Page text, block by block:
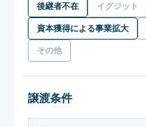
後継者不在 イグジット
資本獲得による事業拡大
その他
譲渡条件